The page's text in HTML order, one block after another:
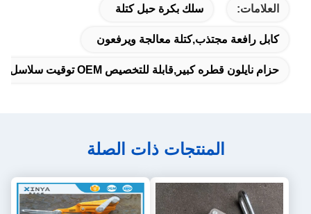
العلامات: سلك بكرة حبل كتلة
كابل رافعة مجتذب,كتلة معالجة ويرفعون
حزام نايلون قطره كبير,قابلة للتخصيص OEM توقيت سلاسل البولية,مقطورة نقل الطاقة الكهربائية
المنتجات ذات الصلة